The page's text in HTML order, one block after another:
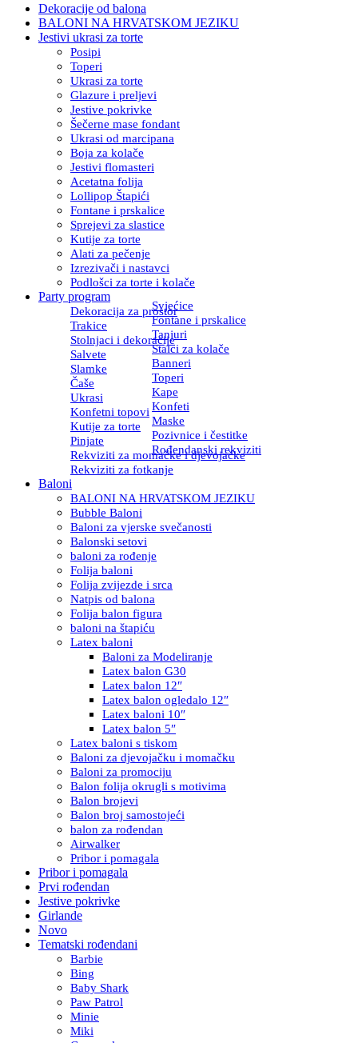
Dekoracije od balona
BALONI NA HRVATSKOM JEZIKU
Jestivi ukrasi za torte
Posipi
Toperi
Ukrasi za torte
Glazure i preljevi
Jestive pokrivke
Šečerne mase fondant
Ukrasi od marcipana
Boja za kolače
Jestivi flomasteri
Acetatna folija
Lollipop Štapići
Fontane i prskalice
Sprejevi za slastice
Kutije za torte
Alati za pečenje
Izrezivači i nastavci
Podlošci za torte i kolače
Party program
Dekoracija za prostor
Svjećice
Trakice
Fontane i prskalice
Stolnjaci i dekoracije
Tanjuri
Salvete
Stalci za kolače
Slamke
Banneri
Čaše
Toperi
Ukrasi
Kape
Konfetni topovi Konfeti
Kutije za torte
Maske
Pinjate
Pozivnice i čestitke
Rekviziti za momačke i djevojačke
Rođendanski rekviziti
Rekviziti za fotkanje
Baloni
BALONI NA HRVATSKOM JEZIKU
Bubble Baloni
Baloni za vjerske svečanosti
Balonski setovi
baloni za rođenje
Folija baloni
Folija zvijezde i srca
Natpis od balona
Folija balon figura
baloni na štapiću
Latex baloni
Baloni za Modeliranje
Latex balon G30
Latex balon 12″
Latex balon ogledalo 12″
Latex baloni 10″
Latex balon 5″
Latex baloni s tiskom
Baloni za djevojačku i momačku
Baloni za promociju
Balon folija okrugli s motivima
Balon brojevi
Balon broj samostojeći
balon za rođendan
Airwalker
Pribor i pomagala
Pribor i pomagala
Prvi rođendan
Jestive pokrivke
Girlande
Novo
Tematski rođendani
Barbie
Bing
Baby Shark
Paw Patrol
Minie
Miki